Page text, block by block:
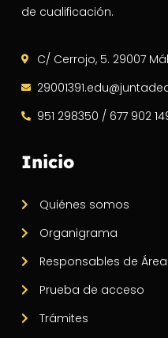
de cualificación.
C/ Cerrojo, 5. 29007
951 298350 / 677 902
Inicio
Quiénes somos
Organigrama
Responsables de Área
Prueba de acceso
Trámites